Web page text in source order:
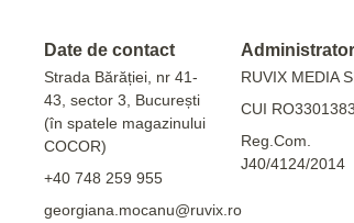
Date de contact
Strada Bărăției, nr 41-
43, sector 3, București
(în spatele magazinului
COCOR)
+40 748 259 955
georgiana.mocanu@ruvix.ro
RUVIX MEDIA
CUI
Reg.Com.
J40/4124/2014